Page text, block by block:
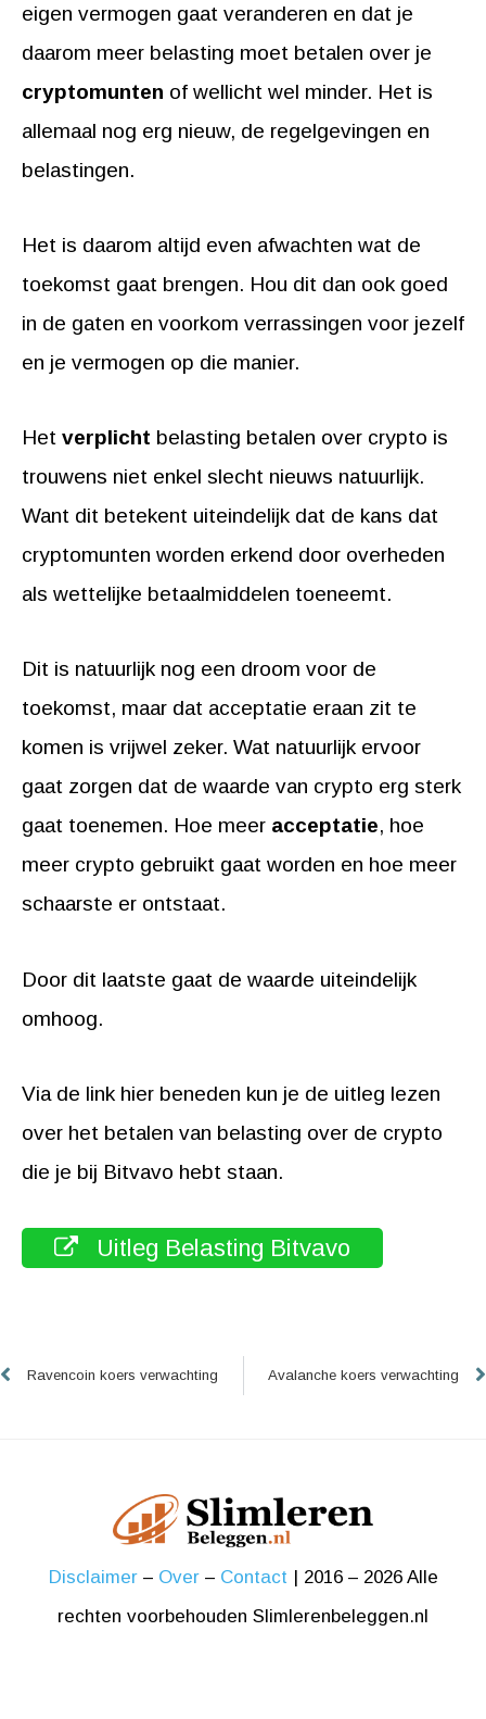
eigen vermogen gaat veranderen en dat je
daarom meer belasting moet betalen over je
cryptomunten of wellicht wel minder. Het is
allemaal nog erg nieuw, de regelgevingen en
belastingen.
Het is daarom altijd even afwachten wat de
toekomst gaat brengen. Hou dit dan ook goed
in de gaten en voorkom verrassingen voor jezelf
en je vermogen op die manier.
Het verplicht belasting betalen over crypto is
trouwens niet enkel slecht nieuws natuurlijk.
Want dit betekent uiteindelijk dat de kans dat
cryptomunten worden erkend door overheden
als wettelijke betaalmiddelen toeneemt.
Dit is natuurlijk nog een droom voor de
toekomst, maar dat acceptatie eraan zit te
komen is vrijwel zeker. Wat natuurlijk ervoor
gaat zorgen dat de waarde van crypto erg sterk
gaat toenemen. Hoe meer acceptatie, hoe
meer crypto gebruikt gaat worden en hoe meer
schaarste er ontstaat.
Door dit laatste gaat de waarde uiteindelijk
omhoog.
Via de link hier beneden kun je de uitleg lezen
over het betalen van belasting over de crypto
die je bij Bitvavo hebt staan.
Uitleg Belasting Bitvavo
Vorige
Ravencoin koers verwachting Avalanche koers verwachting
Disclaimer– Over– Contact | 2016 – 2026 Alle
rechten voorbehouden Slimlerenbeleggen.nl